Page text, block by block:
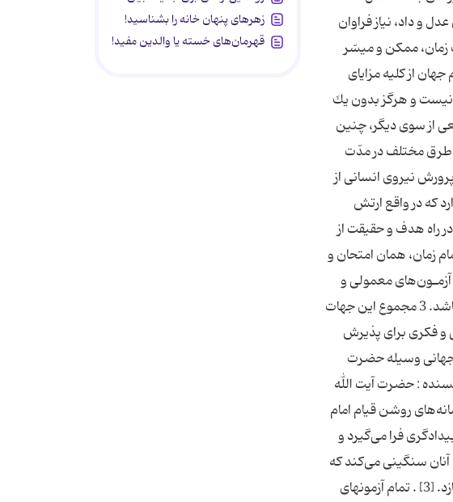
و داد، نیاز فراوان
ممكن و میسّر
از كلیه مزایای
نیست و هرگز بدون یك
دارد. 3. تكامل وسایل ارتباط جمعی از سوی دیگر، چنین
طرق مختلف در مدّت
مردم جهان اعلام كند. این امر نیز بدون تكامل صنایع انسانی و گذشت زمان محقق نمی‌شود. 4. پرورش نیروی انسانی از
كه در واقع ارتش
راه هدف و حقیقت از
زمان، همان امتحان و
معمولی و
كشف امور پنهانی نیست; بلكه مقصود از آن پرورش روحیّات پاك و پدید آوردن حداكثر ورزیدگی در افراد می‌باشد. 3 مجموع این جهات
و فكری برای پذیرش
جهانی وسیله حضرت
: حضرت آیت الله
جمالی [1] . كافی:1/25، كتاب العقل، ح21. [2] . یكی از نشانه‌های روشن قیام امام
فرا می‌گیرد و
سنگینی می‌كند كه
انسان را برای پذیرش انقلاب دیگر، انقلابی عمیق و بنیادی به دست توانا و نیرومند یك مرد الهی آماده می‌سازد. [3] . تمام آزمونهای
زهرهای پنهان خانه را بشناسید!
قهرمان‌های خسته یا والدین مفید!